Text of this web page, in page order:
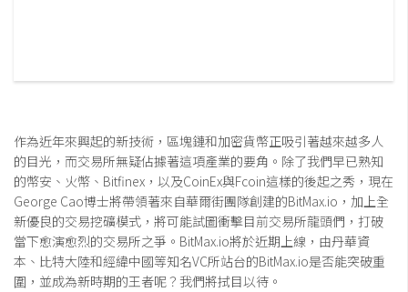
作為近年來興起的新技術，區塊鏈和加密貨幣正吸引著越來越多人
的目光，而交易所無疑佔據著這項產業的要角。除了我們早已熟知
的幣安、火幣、Bitfinex，以及CoinEx與Fcoin這樣的後起之秀，現在
George Cao博士將帶領著來自華爾街團隊創建的BitMax.io，加上全
新優良的交易挖礦模式，將可能試圖衝擊目前交易所龍頭們，打破
當下愈演愈烈的交易所之爭。BitMax.io將於近期上線，由丹華資
本、比特大陸和經緯中國等知名VC所站台的BitMax.io是否能突破重
圍，並成為新時期的王者呢？我們將拭目以待。